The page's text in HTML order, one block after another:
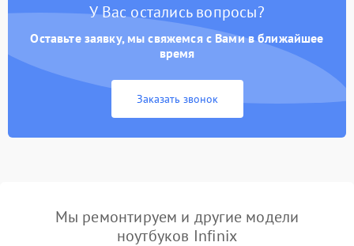
У Вас остались вопросы?
Оставьте заявку, мы свяжемся с Вами в ближайшее
время
Заказать звонок
Мы ремонтируем и другие модели
ноутбуков Infinix